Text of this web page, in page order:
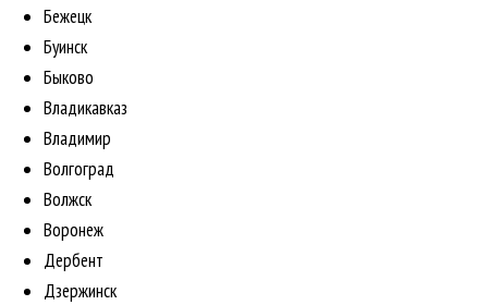
Бежецк
Буинск
Быково
Владикавказ
Владимир
Волгоград
Волжск
Воронеж
Дербент
Дзержинск